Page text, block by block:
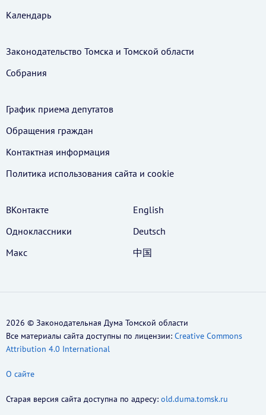
Календарь
Законодательство Томска и Томской области
Собрания
График приема депутатов
Обращения граждан
Контактная информация
Политика использования cайта и cookie
ВКонтакте
Одноклассники
Макс
English
Deutsch
中国
2026 © Законодательная Дума Томской области
Все материалы сайта доступны по лицензии: Creative Commons
Attribution 4.0 International
О сайте
Старая версия сайта доступна по адресу: old.duma.tomsk.ru